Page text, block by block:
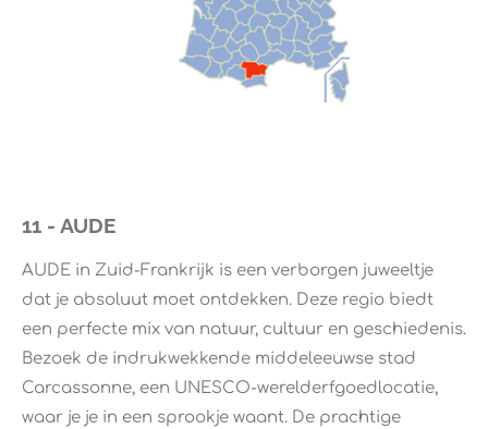
11 - AUDE
AUDE in Zuid-Frankrijk is een verborgen juweeltje
dat je absoluut moet ontdekken. Deze regio biedt
een perfecte mix van natuur, cultuur en geschiedenis.
Bezoek de indrukwekkende middeleeuwse stad
Carcassonne, een UNESCO-werelderfgoedlocatie,
waar je je in een sprookje waant. De prachtige